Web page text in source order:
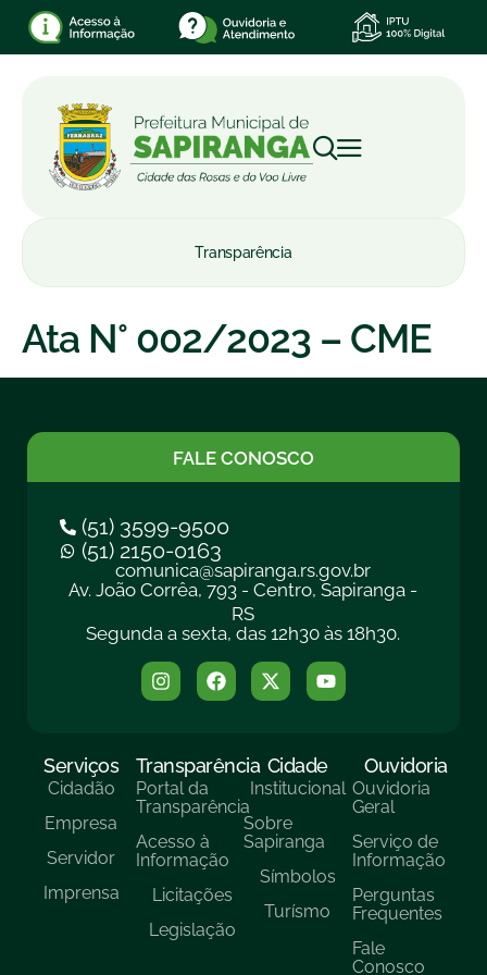
Transparência
Ata N° 002/2023 – CME
FALE CONOSCO
(51) 3599-9500
(51) 2150-0163
comunica@sapiranga.rs.gov.br
Av. João Corrêa, 793 - Centro, Sapiranga -
RS
Segunda a sexta, das 12h30 às 18h30.
Serviços
Cidadão
Empresa
Servidor
Imprensa
Transparência
Portal da
Transparência
Acesso à
Informação
Licitações
Legislação
Cidade
Institucional
Sobre
Sapiranga
Símbolos
Turísmo
Ouvidoria
Ouvidoria
Geral
Serviço de
Informação
Perguntas
Frequentes
Fale
Conosco